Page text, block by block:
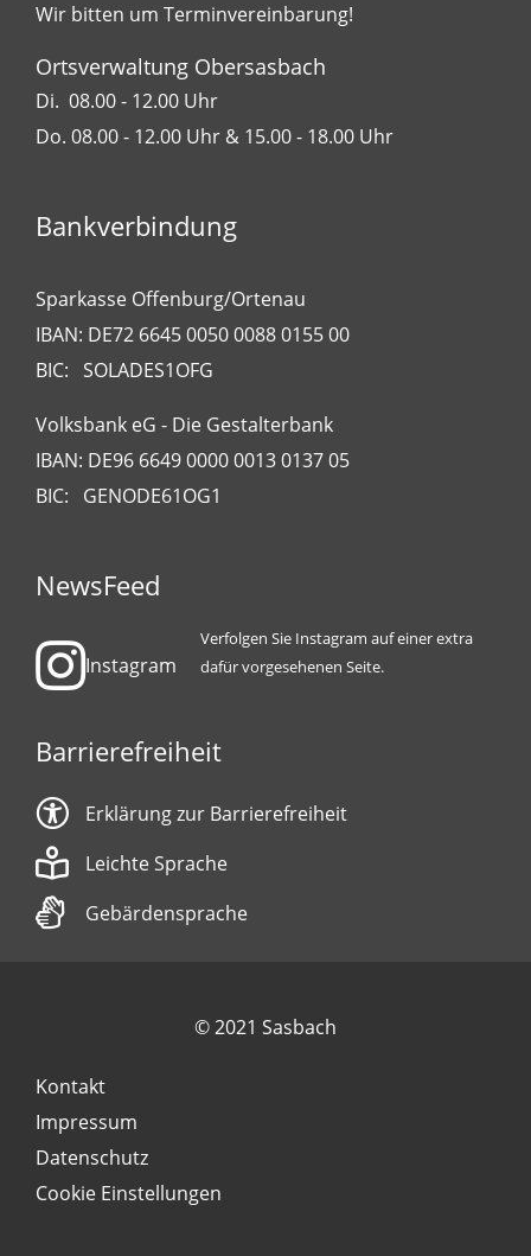
Wir bitten um Terminvereinbarung!
Ortsverwaltung Obersasbach
Di. 08.00 - 12.00 Uhr
Do. 08.00 - 12.00 Uhr & 15.00 - 18.00 Uhr
Bankverbindung
Sparkasse Offenburg/Ortenau
IBAN: DE72 6645 0050 0088 0155 00
BIC: SOLADES1OFG
Volksbank eG - Die Gestalterbank
IBAN: DE96 6649 0000 0013 0137 05
BIC: GENODE61OG1
NewsFeed
Instagram
Verfolgen Sie Instagram auf einer extra
dafür vorgesehenen Seite.
Barrierefreiheit
Erklärung zur Barrierefreiheit
Leichte Sprache
Gebärdensprache
© 2021 Sasbach
Kontakt
Impressum
Datenschutz
Cookie Einstellungen